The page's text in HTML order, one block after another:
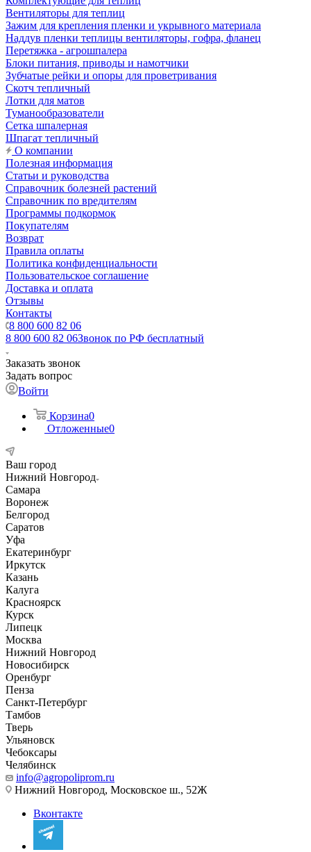
Вентиляторы для теплиц
Зажим для крепления пленки и укрывного материала
Наддув пленки теплицы вентиляторы, гофра, фланец
Перетяжка - агрошпалера
Блоки питания, приводы и намотчики
Зубчатые рейки и опоры для проветривания
Скотч тепличный
Лотки для матов
Туманообразователи
Сетка шпалерная
Шпагат тепличный
О компании
Полезная информация
Статьи и руководства
Справочник болезней растений
Справочник по вредителям
Программы подкормок
Покупателям
Возврат
Правила оплаты
Политика конфиденциальности
Пользовательское соглашение
Доставка и оплата
Отзывы
Контакты
8 800 600 82 06
8 800 600 82 06Звонок по РФ бесплатный
Заказать звонок
Задать вопрос
Войти
Корзина0
Отложенные0
Ваш город
Нижний Новгород
Самара
Воронеж
Белгород
Саратов
Уфа
Екатеринбург
Иркутск
Казань
Калуга
Красноярск
Курск
Липецк
Москва
Нижний Новгород
Новосибирск
Оренбург
Пенза
Санкт-Петербург
Тамбов
Тверь
Ульяновск
Чебоксары
Челябинск
info@agropoliprom.ru
Нижний Новгород, Московское ш., 52Ж
Вконтакте